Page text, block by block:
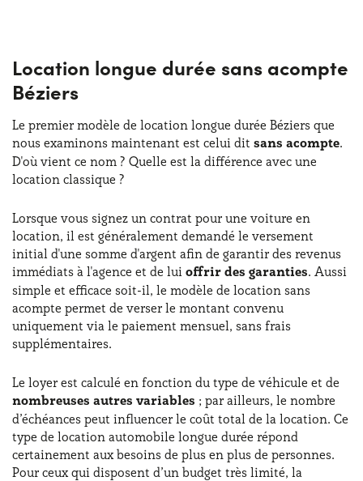
Location longue durée sans acompte
Béziers
Le premier modèle de location longue durée Béziers que
nous examinons maintenant est celui dit sans acompte.
D'où vient ce nom ? Quelle est la différence avec une
location classique ?
Lorsque vous signez un contrat pour une voiture en
location, il est généralement demandé le versement
initial d'une somme d'argent afin de garantir des revenus
immédiats à l'agence et de lui offrir des garanties. Aussi
simple et efficace soit-il, le modèle de location sans
acompte permet de verser le montant convenu
uniquement via le paiement mensuel, sans frais
supplémentaires.
Le loyer est calculé en fonction du type de véhicule et de
nombreuses autres variables ; par ailleurs, le nombre
d’échéances peut influencer le coût total de la location. Ce
type de location automobile longue durée répond
certainement aux besoins de plus en plus de personnes.
Pour ceux qui disposent d’un budget très limité, la